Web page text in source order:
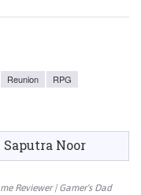
Reunion
RPG
Noor
Reviewer | Gamer's Dad